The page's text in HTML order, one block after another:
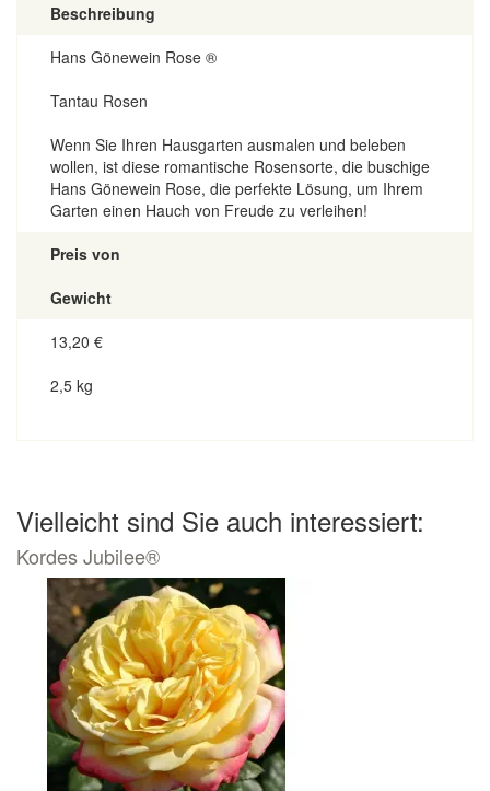
Beschreibung
Hans Gönewein Rose ®
Tantau Rosen
Wenn Sie Ihren Hausgarten ausmalen und beleben
wollen, ist diese romantische Rosensorte, die buschige
Hans Gönewein Rose, die perfekte Lösung, um Ihrem
Garten einen Hauch von Freude zu verleihen!
Preis von
Gewicht
13,20 €
2,5 kg
Vielleicht sind Sie auch interessiert:
Kordes Jubilee®